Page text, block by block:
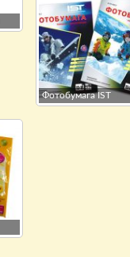
Фотобумага IST